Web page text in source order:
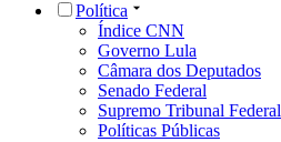
Política
Índice CNN
Governo Lula
Câmara dos Deputados
Senado Federal
Supremo Tribunal Federal
Políticas Públicas